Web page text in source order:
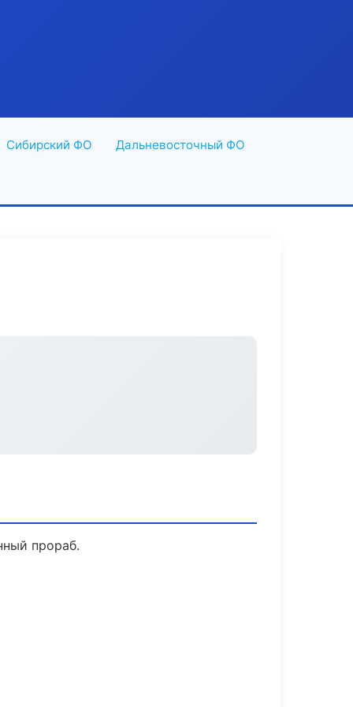
Сибирский ФО Дальневосточный ФО
прораб.